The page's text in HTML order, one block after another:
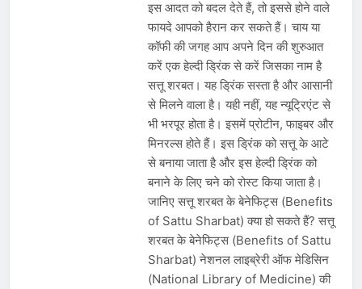
तैयारियाँ तेज़, सांस्कृतिक कार्यक्रमों और
धार्मिक आयोजनों की धूम
राष्ट्रीय हथकरघा दिवस की तैयारियाँ तेज़,
देशभर में विशेष कार्यक्रमों के जरिए भारतीय
बुनकरों और पारंपरिक वस्त्रों को मिलेगा बढ़ावा
August 2, 2026
प्रधानमंत्री नरेंद्र मोदी ने भोगापुरम
अंतरराष्ट्रीय हवाई अड्डे का उद्घाटन किया,
आंध्र प्रदेश में ₹18,000 करोड़ की विकास
परियोजनाओं की शुरुआत
August 2, 2026
केंद्र सरकार ने विस्तारित Khelo India
Scheme को मंजूरी दी, खेल ढाँचे को मजबूत
करने के लिए ₹36,441 करोड़ का बड़ा
August 1, 2026
इस आदत को बदल देते हैं, तो इससे होने वाले
फायदे आपको हैरान कर सकते हैं। चाय या
कॉफी की जगह आप अपने दिन की शुरुआत
करें एक हेल्दी ड्रिंक से करें जिसका नाम है
सत्तू शरबत। यह ड्रिंक सस्ता है और आसानी
से मिलने वाला है। यही नहीं, यह न्यूट्रिएंट से
भी भरपूर होता है। इसमें प्रोटीन, फाइबर और
मिनरल्स होते हैं। इस ड्रिंक को सत्तू के आटे
से बनाया जाता है और इस हेल्दी ड्रिंक को
बनाने के लिए चने को रोस्ट किया जाता है।
जानिए सत्तू शरबत के बेनेफिट्स (Benefits
of Sattu Sharbat) क्या हो सकते हैं? सत्तू
शरबत के बेनेफिट्स (Benefits of Sattu
Sharbat) नेशनल लाइब्रेरी ऑफ मेडिसिन
(National Library of Medicine) की